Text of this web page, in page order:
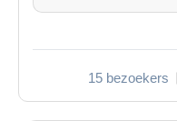
15 bezoekers